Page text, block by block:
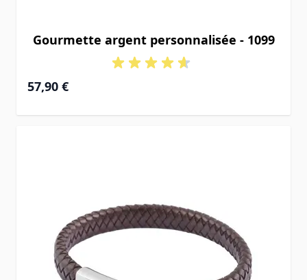
Gourmette argent personnalisée - 1099
À partir de
57,90 €